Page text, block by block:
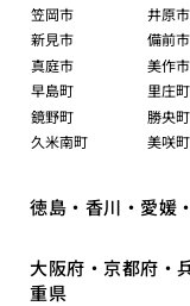
笠岡市
井原市
新見市
備前市
真庭市
美作市
早島町
里庄町
鏡野町
勝央町
久米南町
美咲町
徳島・香川・愛媛
大阪府・京都府・
重県